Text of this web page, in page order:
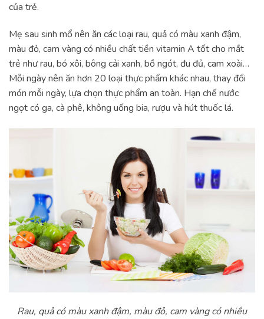
của trẻ.
Mẹ sau sinh mổ nên ăn các loại rau, quả có màu xanh đậm,
màu đỏ, cam vàng có nhiều chất tiền vitamin A tốt cho mắt
trẻ như rau, bó xôi, bông cải xanh, bồ ngót, đu đủ, cam xoài…
Mỗi ngày nên ăn hơn 20 loại thực phẩm khác nhau, thay đổi
món mỗi ngày, lựa chọn thực phẩm an toàn. Hạn chế nước
ngọt có ga, cà phê, không uống bia, rượu và hút thuốc lá.
Rau, quả có màu xanh đậm, màu đỏ, cam vàng có nhiều